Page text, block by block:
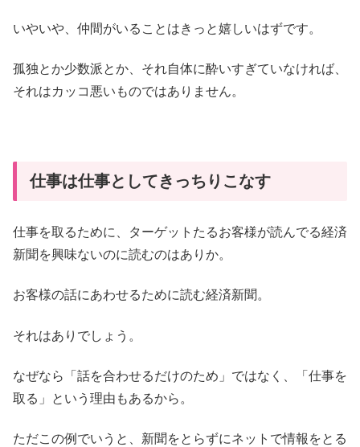
いやいや、仲間がいることはきっと嬉しいはずです。
孤独とか少数派とか、それ自体に酔いすぎていなければ、
それはカッコ悪いものではありません。
仕事は仕事としてきっちりこなす
仕事を取るために、ターゲットたるお客様が読んでる経済
新聞を興味ないのに読むのはありか。
お客様の話にあわせるために読む経済新聞。
それはありでしょう。
なぜなら「話を合わせるだけのため」ではなく、「仕事を
取る」という理由もあるから。
ただこの例でいうと、新聞をとらずにネットで情報をとる